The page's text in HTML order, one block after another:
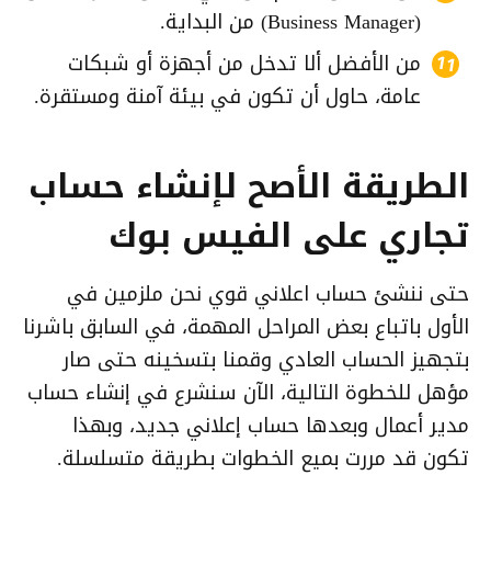
(Business Manager) من البداية.
من الأفضل ألا تدخل من أجهزة أو شبكات
عامة، حاول أن تكون في بيئة آمنة ومستقرة.
الطريقة الأصح لإنشاء حساب
تجاري على الفيس بوك
حتى ننشئ حساب اعلاني قوي نحن ملزمين في
الأول باتباع بعض المراحل المهمة، في السابق باشرنا
بتجهيز الحساب العادي وقمنا بتسخينه حتى صار
مؤهل للخطوة التالية، الآن سنشرع في إنشاء حساب
مدير أعمال وبعدها حساب إعلاني جديد، وبهذا
تكون قد مررت بميع الخطوات بطريقة متسلسلة.